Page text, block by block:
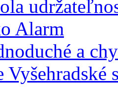
Alarm
a
Vyšehradské